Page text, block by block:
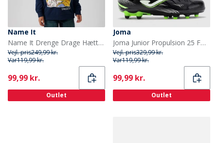
Name It
Name It Drenge Drage Hættetrøje Navy Blazer
Vejl. pris249,99 kr.
Var119,99 kr.
Current
99,99 kr.
Outlet
Joma
Joma Junior Propulsion 25 FG Faste Jord Fodboldstøvler Sort
Vejl. pris329,99 kr.
Var119,99 kr.
Current
99,99 kr.
Outlet